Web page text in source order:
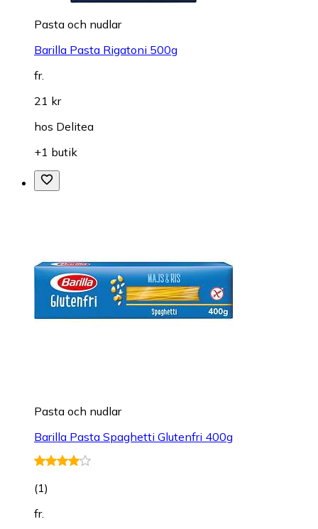
Pasta och nudlar
Barilla Pasta Rigatoni 500g
fr.
21 kr
hos Delitea
+1 butik
Pasta och nudlar
Barilla Pasta Spaghetti Glutenfri 400g
(1)
fr.